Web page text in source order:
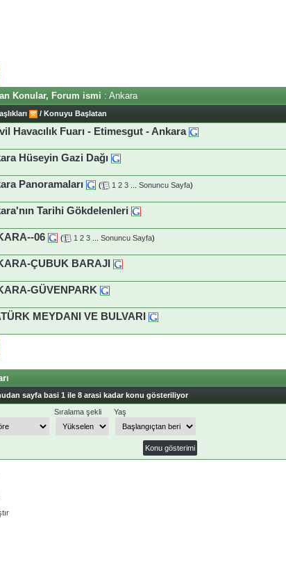
Konular, Forum ismi : Ankara
/ Konuyu Başlatan
Havacılık Fuarı - Etimesgut - Ankara
Hüseyin Gazi Dağı
Panoramaları
( 1 2 3 Sonuncu Sayfa)
Tarihi Gökdelenleri
06
( 1 2 3 Sonuncu Sayfa)
ÇUBUK BARAJI
GÜVENPARK
MEYDANI VE BULVARI
sayfa basi 1 ile 8 arasi kadar konu gösteriliyor
Sıralama şekli Yaş